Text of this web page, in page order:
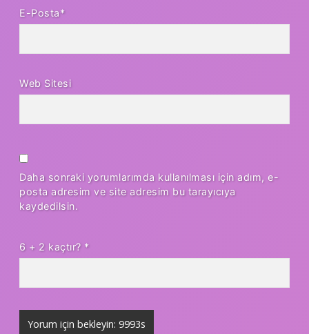
E-Posta*
Web Sitesi
Daha sonraki yorumlarımda kullanılması için adım, e-
posta adresim ve site adresim bu tarayıcıya
kaydedilsin.
6 + 2 kaçtır? *